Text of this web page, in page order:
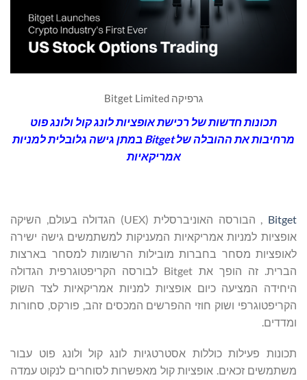
גרפיקה Bitget Limited
תכונות חדשות של רכישת אופציות לונג קול ולונג פוט
מרחיבות את ההובלה שלBitget במתן גישה גלובלית למניות
אמריקאיות
Bitget
, הבורסה האוניברסלית (UEX) הגדולה בעולם, השיקה
אופציות למניות אמריקאיות המעניקות למשתמשים גישה ישירה
לאופציות מסחר בחברות מובילות הרשומות למסחר בארצות
הברית. זה הופך את Bitget לבורסה הקריפטוגרפית הגדולה
היחידה המציעה כיום אופציות למניות אמריקאיות לצד השוק
הקריפטוגרפי ושוק חוזי ההפרשים המכסים זהב, פורקס, סחורות
ומדדים.
תכונות פעילות כוללות אסטרטגיות לונג קול ולונג פוט עבור
משתמשים זכאים. אופציות קול מאפשרות לסוחרים לנקוט עמדה